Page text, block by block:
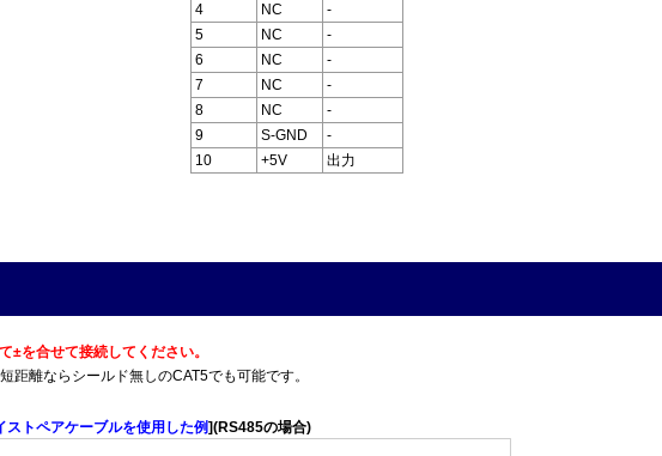
4
NC
-
5
NC
-
6
NC
-
7
NC
-
8
NC
-
9
S-GND
-
10
+5V 出力
±を合せて接続してください。
離ならシールド無しのCAT5でも可能です。
ストペアケーブルを使用した例](RS485の場合)